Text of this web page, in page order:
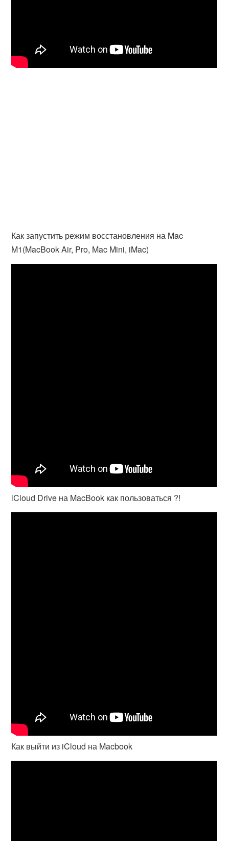
Как запустить режим восстановления на Mac
M1(MacBook Air, Pro, Mac Mini, iMac)
iCloud Drive на MacBook как пользоваться ?!
Как выйти из iCloud на Macbook